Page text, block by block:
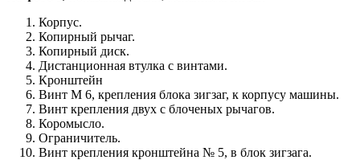
Корпус.
Копирный рычаг.
Копирный диск.
Дистанционная втулка с винтами.
Кронштейн
Винт М 6, крепления блока зигзаг, к корпусу машины.
Винт крепления двух с блоченых рычагов.
Коромысло.
Ограничитель.
Винт крепления кронштейна № 5, в блок зигзага.